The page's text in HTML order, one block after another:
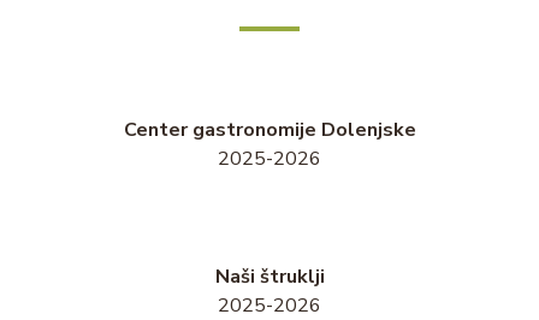
Center gastronomije Dolenjske
2025-2026
Naši štruklji
2025-2026